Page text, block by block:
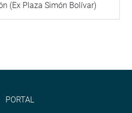
(Ex Plaza Simón Bolívar)
PORTAL